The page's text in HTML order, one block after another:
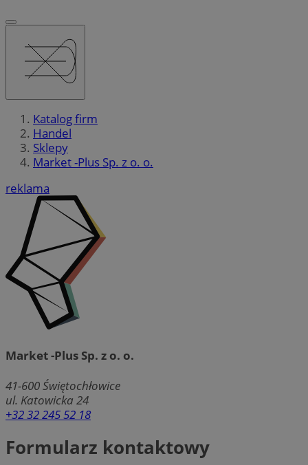
Katalog firm
Handel
Sklepy
Market -Plus Sp. z o. o.
reklama
Market -Plus Sp. z o. o.
41-600Świętochłowice
ul. Katowicka 24
+32 32 245 52 18
Formularz kontaktowy